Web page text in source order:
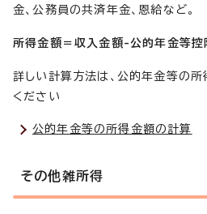
金、公務員の共済年金、恩給など。
所得金額＝収入金額-公的年金等控
詳しい計算方法は、公的年金等の
ください
公的年金等の所得金額の計算
その他雑所得